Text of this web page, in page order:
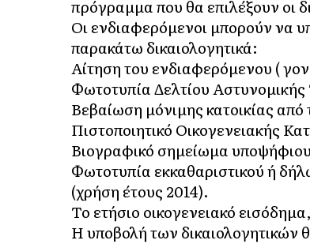
πρόγραμμα που θα επιλέξουν οι
Οι ενδιαφερόμενοι μπορούν να
παρακάτω δικαιολογητικά:
Αίτηση του ενδιαφερόμενου (
Φωτοτυπία Δελτίου
Βεβαίωση μόνιμης κατοικίας
Πιστοποιητικό Οικογενειακής
Βιογραφικό σημείωμα
Φωτοτυπία εκκαθαριστικού ή
(χρήση έτους 2014).
Το ετήσιο οικογενειακό
Η υποβολή των δικαιολογητικών